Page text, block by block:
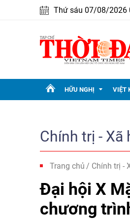
Thứ sáu 07/08/2026
HỮU NGHỊ VIỆT
Chính trị - Xã
Trang chủ Chính trị -
Đại hội X
chương